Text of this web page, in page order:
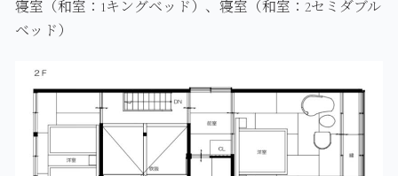
寝室（和室：1キングベッド）、寝室（和室：2セミダブル
ベッド）